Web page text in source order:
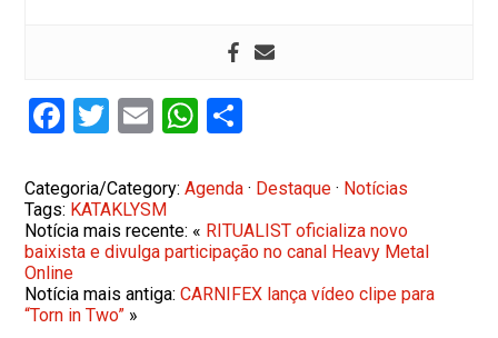
Facebook
Twitter
EmailWhatsApp
Categoria/Category:Agenda · Destaque · Notícias
Tags: KATAKLYSM
Notícia mais recente: « RITUALIST oficializa novo
baixista e divulga participação no canal Heavy Metal
Online
Notícia mais antiga:CARNIFEX lança vídeo clipe para
“Torn in Two” »